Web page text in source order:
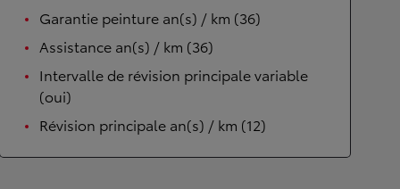
Garantie peinture an(s) / km (36)
Assistance an(s) / km (36)
Intervalle de révision principale variable
(oui)
Révision principale an(s) / km (12)